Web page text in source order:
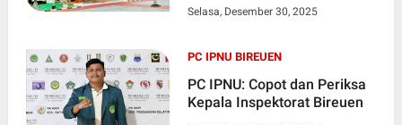
Selasa, Desember 30, 2025
PC IPNU BIREUEN
PC IPNU: Copot dan Periksa
Kepala Inspektorat Bireuen